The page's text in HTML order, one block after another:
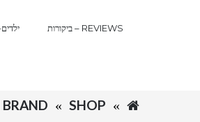
KIDS-ילדים ביקורות – REVIEWS
SHOP
BRAND